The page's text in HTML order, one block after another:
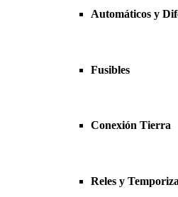
Automáticos y
Fusibles
Conexión Tierra
Reles y